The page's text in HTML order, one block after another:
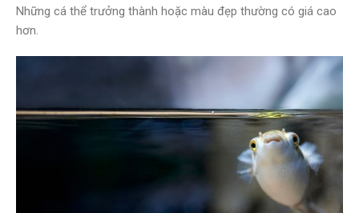
Những cá thể trưởng thành hoặc màu đẹp thường có giá cao
hơn.